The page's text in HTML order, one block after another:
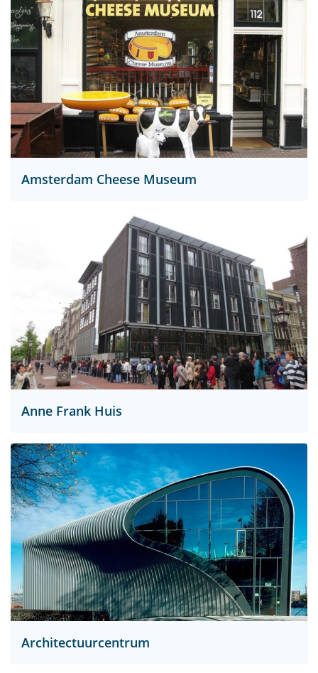
Amsterdam Cheese Museum
Anne Frank Huis
Architectuurcentrum